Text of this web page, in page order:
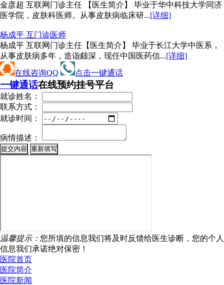
金彦超 互联网门诊主任 【医生简介】 毕业于华中科技大学同济
医学院，皮肤科医师。从事皮肤病临床研...[详细]
杨成平 互门诊医师
杨成平 互联网门诊主任【医生简介】 毕业于长江大学中医系，
从事皮肤病多年，造诣颇深，现任中国医药信...[详细]
在线咨询QQ
点击一键通话
一键通话在线预约挂号平台
就诊姓名：
联系方式：
就诊时间：
病情描述：
温馨提示： 您所填的信息我们将及时反馈给医生诊断，您的个人
信息我们承诺绝对保密！
医院首页
医院简介
医院新闻